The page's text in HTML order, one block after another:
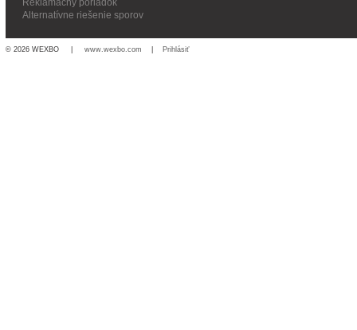
Reklamačný poriadok
Alternatívne riešenie sporov
© 2026 WEXBO | www.wexbo.com Prihlásiť